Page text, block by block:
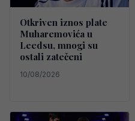
Otkriven iznos plate
Muharemovića u
Leedsu, mnogi su
ostali zatečeni
10/08/2026